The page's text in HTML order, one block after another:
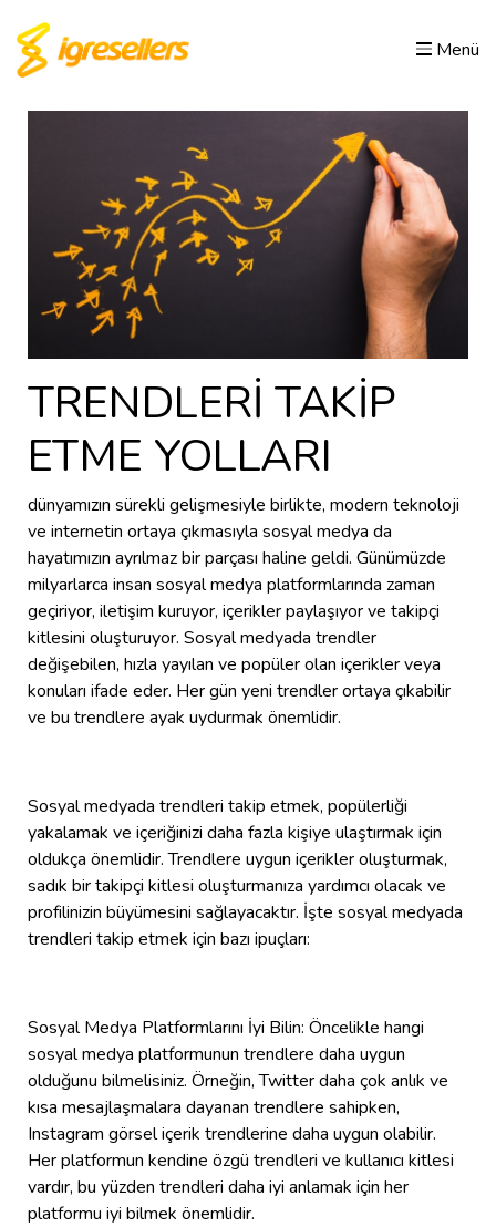
Menü
TRENDLERİ TAKİP
ETME YOLLARI
dünyamızın sürekli gelişmesiyle birlikte, modern teknoloji
ve internetin ortaya çıkmasıyla sosyal medya da
hayatımızın ayrılmaz bir parçası haline geldi. Günümüzde
milyarlarca insan sosyal medya platformlarında zaman
geçiriyor, iletişim kuruyor, içerikler paylaşıyor ve takipçi
kitlesini oluşturuyor. Sosyal medyada trendler
değişebilen, hızla yayılan ve popüler olan içerikler veya
konuları ifade eder. Her gün yeni trendler ortaya çıkabilir
ve bu trendlere ayak uydurmak önemlidir.
Sosyal medyada trendleri takip etmek, popülerliği
yakalamak ve içeriğinizi daha fazla kişiye ulaştırmak için
oldukça önemlidir. Trendlere uygun içerikler oluşturmak,
sadık bir takipçi kitlesi oluşturmanıza yardımcı olacak ve
profilinizin büyümesini sağlayacaktır. İşte sosyal medyada
trendleri takip etmek için bazı ipuçları:
Sosyal Medya Platformlarını İyi Bilin: Öncelikle hangi
sosyal medya platformunun trendlere daha uygun
olduğunu bilmelisiniz. Örneğin, Twitter daha çok anlık ve
kısa mesajlaşmalara dayanan trendlere sahipken,
Instagram görsel içerik trendlerine daha uygun olabilir.
Her platformun kendine özgü trendleri ve kullanıcı kitlesi
vardır, bu yüzden trendleri daha iyi anlamak için her
platformu iyi bilmek önemlidir.